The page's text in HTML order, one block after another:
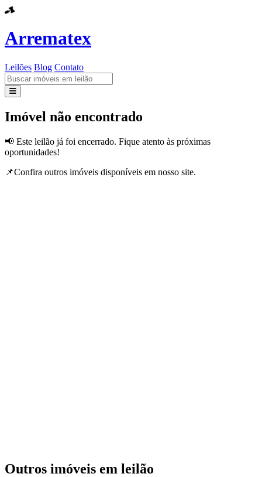
Arrematex
Leilões Blog Contato
Leilões
Imóvel não encontrado
📢 Este leilão já foi encerrado. Fique atento às próximas
oportunidades!
📌Confira outros imóveis disponíveis em nosso site.
Outros imóveis em leilão